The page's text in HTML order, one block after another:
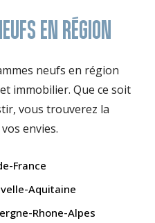
EN RÉGION
neufs en région
immobilier. Que ce soit
vous trouverez la
envies.
France
Aquitaine
Rhone-Alpes